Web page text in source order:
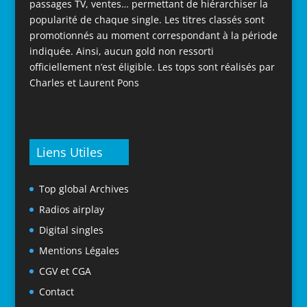
passages TV, ventes… permettant de hiérarchiser la
popularité de chaque single. Les titres classés sont
promotionnés au moment correspondant à la période
indiquée. Ainsi, aucun gold non ressorti
officiellement n’est éligible. Les tops sont réalisés par
Charles et Laurent Pons
Liens Utiles
Top global Archives
Radios airplay
Digital singles
Mentions Légales
CGV et CGA
Contact